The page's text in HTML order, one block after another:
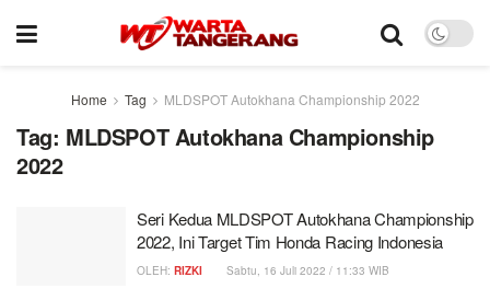
Home Tag MLDSPOT Autokhana Championship 2022
Tag: MLDSPOT Autokhana Championship
2022
Seri Kedua MLDSPOT Autokhana Championship
2022, Ini Target Tim Honda Racing Indonesia
OLEH: RIZKI Sabtu, 16 Juli 2022 / 11:33 WIB